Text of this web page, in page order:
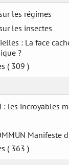
les régimes
les insectes
: La face
?
( 309 )
: les incroyables
Manifeste
( 363 )